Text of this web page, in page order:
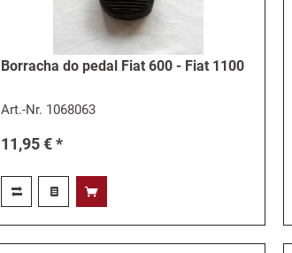
Borracha do pedal Fiat 600 - Fiat 1100
Art.-Nr. 1068063
11,95 € *